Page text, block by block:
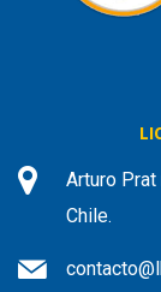
Arturo Prat
Chile.